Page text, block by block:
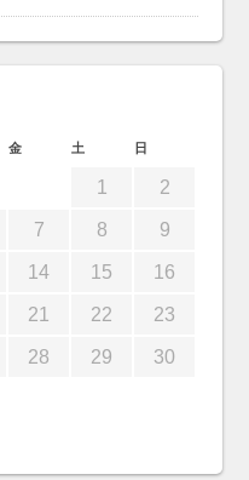
金 土 日
1 2
7 8 9
14 15 16
21 22 23
28 29 30